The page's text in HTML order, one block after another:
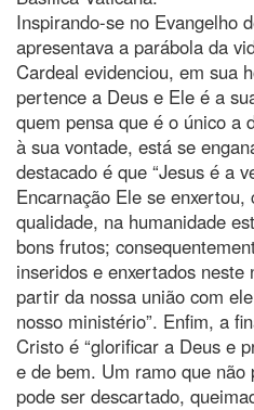
Inspirando-se no Evangelho
apresentava a parábola da
Cardeal evidenciou, em sua
pertence a Deus e Ele é a
quem pensa que é o único a
à sua vontade, está se
destacado é que “Jesus é a
Encarnação Ele se
qualidade, na humanidade
bons frutos;
inseridos e enxertados
partir da nossa união com
nosso ministério”. Enfim, a
Cristo é “glorificar a Deus e
e de bem. Um ramo que
pode ser descartado,